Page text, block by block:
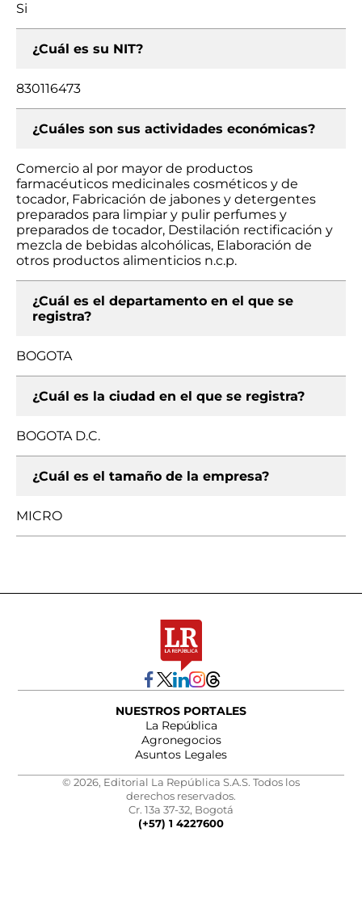
Si
¿Cuál es su NIT?
830116473
¿Cuáles son sus actividades económicas?
Comercio al por mayor de productos
farmacéuticos medicinales cosméticos y de
tocador, Fabricación de jabones y detergentes
preparados para limpiar y pulir perfumes y
preparados de tocador, Destilación rectificación y
mezcla de bebidas alcohólicas, Elaboración de
otros productos alimenticios n.c.p.
¿Cuál es el departamento en el que se
registra?
BOGOTA
¿Cuál es la ciudad en el que se registra?
BOGOTA D.C.
¿Cuál es el tamaño de la empresa?
MICRO
NUESTROS PORTALES
La República
Agronegocios
Asuntos Legales
© 2026, Editorial La República S.A.S. Todos los
derechos reservados.
Cr. 13a 37-32, Bogotá
(+57) 1 4227600